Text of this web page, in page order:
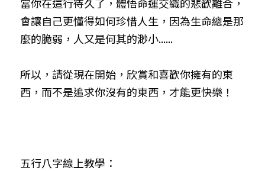
會讓自己更懂得如何珍惜人生，因為生命總是那
麼的脆弱，人又是何其的渺小......
所以，請從現在開始，欣賞和喜歡你擁有的東
西，而不是追求你沒有的東西，才能更快樂！
五行八字線上教學：